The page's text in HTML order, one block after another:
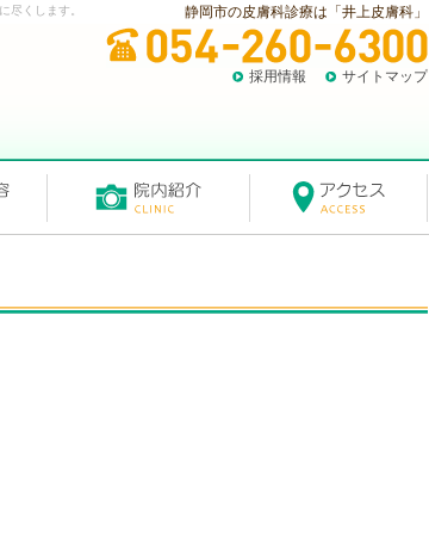
尽くします。 静岡市の皮膚科診療は「井上皮膚科」
採用情報 サイトマップ